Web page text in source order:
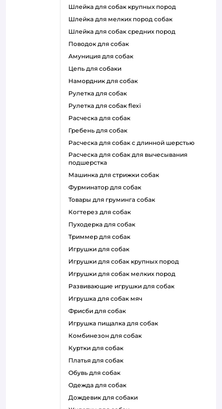
шлейка для собак крупных пород
шлейка для мелких пород собак
шлейка для собак средних пород
поводок для собак
амуниция для собак
цепь для собаки
намордник для собак
рулетка для собак
рулетка для собак flexi
расческа для собак
гребень для собак
расческа для собак с длинной шерстью
расческа для собак для вычесывания
подшерстка
машинка для стрижки собак
фурминатор для собак
товары для груминга собак
когтерез для собак
пуходерка для собак
триммер для собак
игрушки для собак
игрушки для собак крупных пород
игрушки для собак мелких пород
развивающие игрушки для собак
игрушка для собак мяч
фрисби для собак
игрушка пищалка для собак
комбинезон для собак
куртки для собак
платья для собак
обувь для собак
одежда для собак
дождевик для собаки